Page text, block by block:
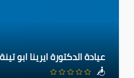
عيادة الدكتورة ايرينا ابو تينة